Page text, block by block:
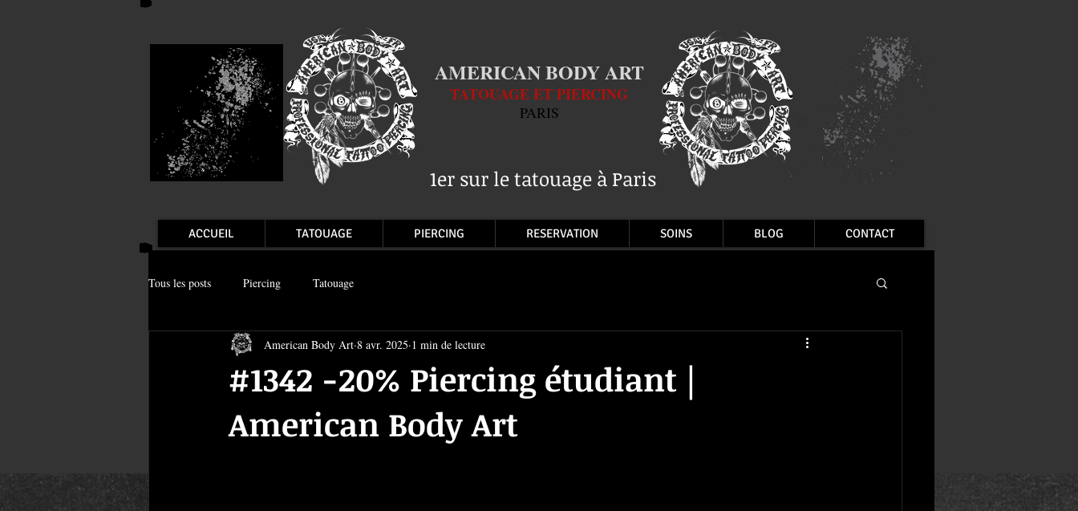
AMERICAN BODY ART
TATOUAGE ET PIERCING
PARIS
1er sur le tatouage à Paris
ACCUEIL TATOUAGE PIERCING RESERVATION SOINS BLOG CONTACT
Tous les posts Piercing Tatouage
#1342 -20% Piercing étudiant |
American Body Art
American Body Art 8 avr. 2025 1 min de lecture